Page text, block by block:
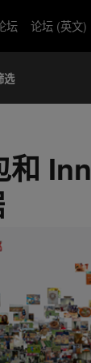
坛 论坛 (英文)
和